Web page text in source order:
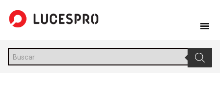
content
Búsqueda
de
productos